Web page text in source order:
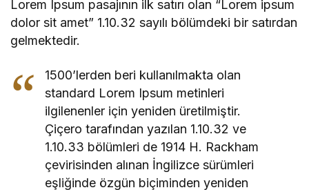
Lorem Ipsum pasajının ilk satırı olan “Lorem ipsum
dolor sit amet” 1.10.32 sayılı bölümdeki bir satırdan
gelmektedir.
1500’lerden beri kullanılmakta olan
standard Lorem Ipsum metinleri
ilgilenenler için yeniden üretilmiştir.
Çiçero tarafından yazılan 1.10.32 ve
1.10.33 bölümleri de 1914 H. Rackham
çevirisinden alınan İngilizce sürümleri
eşliğinde özgün biçiminden yeniden